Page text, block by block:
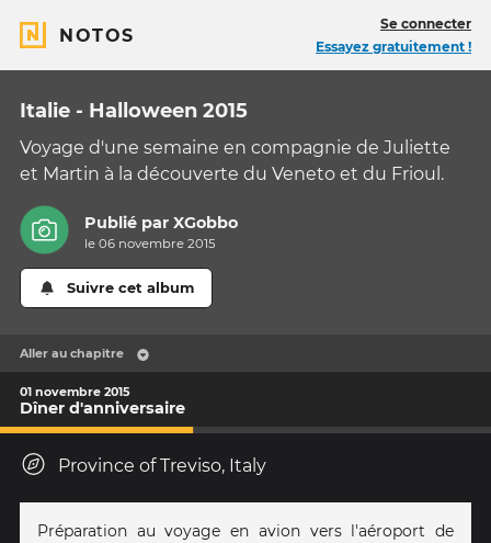
NOTOS
Se connecter
Essayez gratuitement !
Italie - Halloween 2015
Voyage d'une semaine en compagnie de Juliette
et Martin à la découverte du Veneto et du Frioul.
Publié parXGobbo
le 06 novembre 2015
Suivre cet album
Aller au chapitre
01 novembre 2015
Dîner d'anniversaire
Province of Treviso, Italy
Préparation au voyage en avion vers l'aéroport de